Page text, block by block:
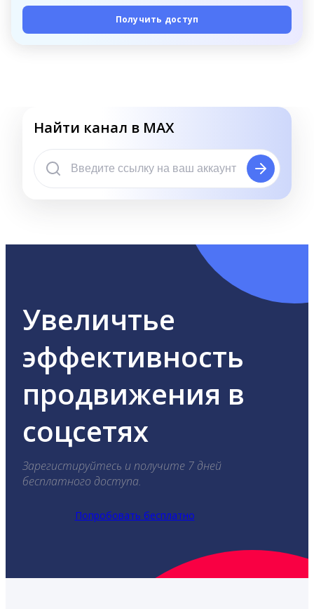
Получить доступ
Найти канал в MAX
Увеличтье
эффективность
продвижения в
соцсетях
Зарегистируйтесь и получите 7 дней
бесплатного доступа.
Попробовать бесплатно